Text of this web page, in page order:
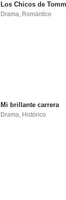
Los Chicos de
Drama, Romántico
Mi brillante carrera
Drama Histórico